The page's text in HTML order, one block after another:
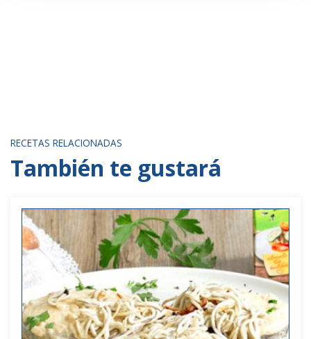
RECETAS RELACIONADAS
También te gustará